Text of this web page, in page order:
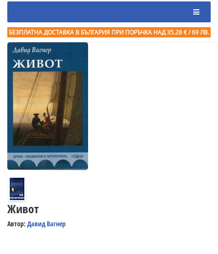
БЕЗПЛАТНА ДОСТАВКА В БЪЛГАРИЯ ПРИ ПОРЪЧКА НАД 35.28 € / 69 ЛВ.
Живот
Автор: Давид Вагнер